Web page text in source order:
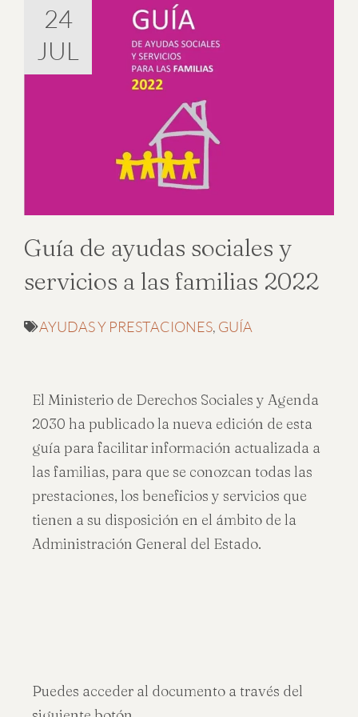
24
JUL
Guía de ayudas sociales y
servicios a las familias 2022
AYUDAS Y PRESTACIONES, GUÍA
El Ministerio de Derechos Sociales y Agenda
2030 ha publicado la nueva edición de esta
guía para facilitar información actualizada a
las familias, para que se conozcan todas las
prestaciones, los beneficios y servicios que
tienen a su disposición en el ámbito de la
Administración General del Estado.
Puedes acceder al documento a través del